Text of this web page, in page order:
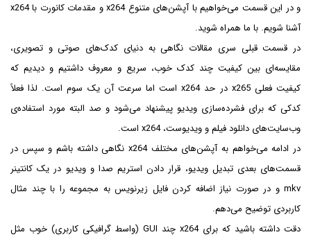
و در این قسمت می‌خواهیم با آپشن‌های متنوع x264 و مقدمات کانورت با x264
آشنا شویم. با ما همراه شوید.
در قسمت قبلی سری مقالات نگاهی به دنیای کدک‌های صوتی و تصویری،
مقایسه‌ای بین کیفیت چند کدک خوب، سریع و معروف داشتیم و دیدیم که
کیفیت فعلی x265 در حد x264 است اما سرعت آن یک سوم است. لذا فعلاً
کدکی که برای فشرده‌سازی ویدیو پیشنهاد می‌شود و صد البته مورد استفاده‌ی
وب‌سایت‌های دانلود فیلم و ویدیوست، x264 است.
در ادامه می‌خواهم به آپشن‌های مختلف x264 نگاهی داشته باشم و سپس در
قسمت‌های بعدی تبدیل ویدیو، قرار دادن استریم صدا و ویدیو در یک کانتینر
mkv و در صورت نیاز اضافه کردن فایل زیرنویس به مجموعه را با چند مثال
کاربردی توضیح می‌دهم.
دقت داشته باشید که برای x264 چند GUI (واسط گرافیکی کاربری) خوب مثل